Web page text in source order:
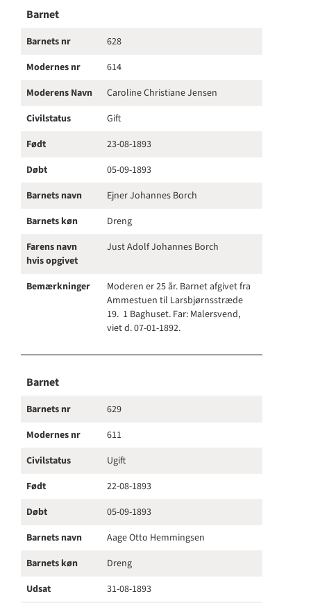
Barnet
Barnets nr
628
Modernes nr
614
Moderens Navn
Caroline Christiane Jensen
Civilstatus
Gift
Født
23-08-1893
Døbt
05-09-1893
Barnets navn
Ejner Johannes Borch
Barnets køn
Dreng
Farens navn
hvis opgivet
Just Adolf Johannes Borch
Bemærkninger
Moderen er 25 år. Barnet afgivet fra
Ammestuen til Larsbjørnsstræde
19. 1 Baghuset. Far: Malersvend,
viet d. 07-01-1892.
Barnet
Barnets nr
629
Modernes nr
611
Civilstatus
Ugift
Født
22-08-1893
Døbt
05-09-1893
Barnets navn
Aage Otto Hemmingsen
Barnets køn
Dreng
Udsat
31-08-1893